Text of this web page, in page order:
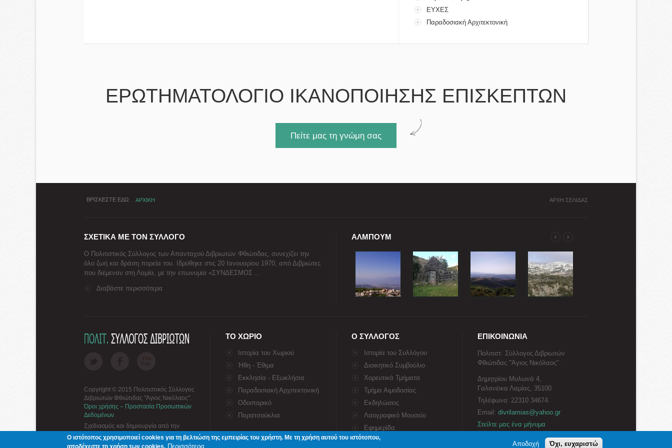
ΕΥΧΕΣ
Παραδοσιακή Αρχιτεκτονική
ΕΡΩΤΗΜΑΤΟΛΟΓΙΟ ΙΚΑΝΟΠΟΙΗΣΗΣ ΕΠΙΣΚΕΠΤΩΝ
Πείτε μας τη γνώμη σας
ΒΡΙΣΚΕΣΤΕ ΕΔΩ ΑΡΧΙΚΗ ΑΡΧΗ ΣΕΛΙΔΑΣ
ΣΧΕΤΙΚΑ ΜΕ ΤΟΝ ΣΥΛΛΟΓΟ
Ο Πολιτιστικός Σύλλογος των Απανταχού Διβριωτών Φθιώτιδας, συνεχίζει την
όλο ζωή και δράση πορεία του. Ιδρύθηκε στις 20 Ιανουαρίου 1970, από Διβριώτες
που διέμεναν στη Λαμία, με την επωνυμία «ΣΥΝΔΕΣΜΟΣ ...
Διαβάστε περισσότερα
ΑΛΜΠΟΥΜ
Copyright © 2015 Πολιτιστικός Σύλλογος
Διβριωτών Φθιώτιδας "Άγιος Νικόλαος".
Όροι χρήσης – Προστασία Προσωπικών
Δεδομένων.
Σχεδιασμός και δημιουργία από την
ΓΝΩΣΙΣ Computers
ΤΟ ΧΩΡΙΟ
Ιστορία του Χωριού
Ήθη - Έθιμα
Εκκλησία - Εξωκλήσια
Παραδοσιακή Αρχιτεκτονική
Οδοιπορικό
Παρατσούκλια
περισσότερα...
Ο ΣΥΛΛΟΓΟΣ
Ιστορία του Συλλόγου
Διοικητικό Συμβούλιο
Χορευτικά Τμήματα
Τμήμα Αιμοδοσίας
Εκδηλώσεις
Λαογραφικό Μουσείο
Εφημερίδα
ΕΠΙΚΟΙΝΩΝΙΑ
Πολιτιστ. Σύλλογος Διβριωτών
Φθιώτιδας "Άγιος Νικόλαος".
Δημητρίου Μυλωνά 4,
Γαλανέικα Λαμίας, 35100
Τηλέφωνο: 22310 34674
Email: divrilamias@yahoo.gr
Στείλτε μας ένα μήνυμα
Ο ιστότοπος χρησιμοποιεί cookies για τη βελτιώση της εμπειρίας του χρήστη. Με τη χρήση αυτού του ιστότοπου,
αποδέχεστε τη χρήση των cookies. Περισσότερα Αποδοχή Όχι, ευχαριστώ